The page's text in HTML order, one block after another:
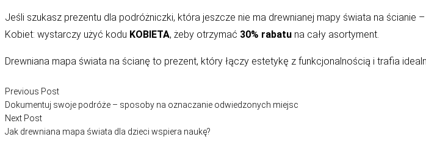
Jeśli szukasz prezentu dla podróżniczki, która jeszcze nie ma drewnianej mapy świata na ścianie
Kobiet: wystarczy użyć kodu KOBIETA, żeby otrzymać 30% rabatu na cały asortyment.
Drewniana mapa świata na ścianę to prezent, który łączy estetykę z funkcjonalnością i trafia
Nawigacja
Previous PostPrevious post:
Dokumentuj swoje podróże – sposoby na oznaczanie odwiedzonych miejsc
Next PostNext post:
Jak drewniana mapa świata dla dzieci wspiera naukę?